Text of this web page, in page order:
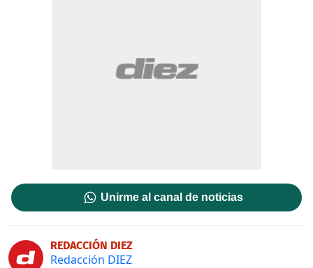
Unirme al canal de noticias
REDACCIÓN DIEZ
Redacción DIEZ